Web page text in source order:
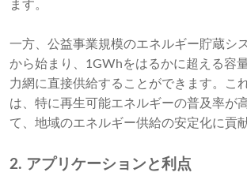
ます。
一方、公益事業規模のエネルギー貯蔵シ
から始まり、1GWhをはるかに超える容
力網に直接供給することができます。こ
は、特に再生可能エネルギーの普及率が
て、地域のエネルギー供給の安定化に貢
2. アプリケーションと利点